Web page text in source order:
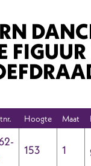
Hoogte Maat
153 1